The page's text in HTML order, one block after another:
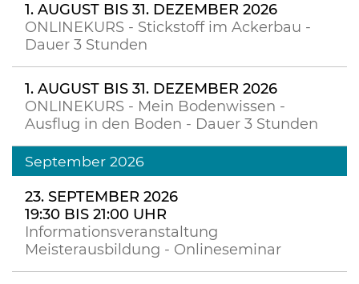
1. AUGUST BIS 31. DEZEMBER 2026
ONLINEKURS - Stickstoff im Ackerbau -
Dauer 3 Stunden
1. AUGUST BIS 31. DEZEMBER 2026
ONLINEKURS - Mein Bodenwissen -
Ausflug in den Boden - Dauer 3 Stunden
September 2026
23. SEPTEMBER 2026
19:30 BIS 21:00 UHR
Informationsveranstaltung
Meisterausbildung - Onlineseminar